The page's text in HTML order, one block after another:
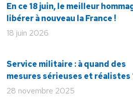
En ce 18 juin, le meilleur
libérer à nouveau la France !
18 juin 2026
Service militaire : à quand des
mesures sérieuses et réalistes
28 novembre 2025